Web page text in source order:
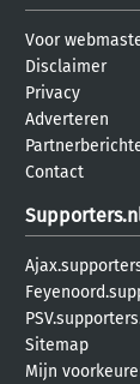
Voor
Disclaimer
Privacy
Adverteren
Contact
Sitemap
Mijn